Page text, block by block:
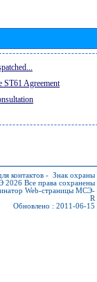
ST61 Agreement
контактов - Знак охраны
2026 Все права сохранены
Web-страницы МСЭ-
R
Обновлено : 2011-06-15